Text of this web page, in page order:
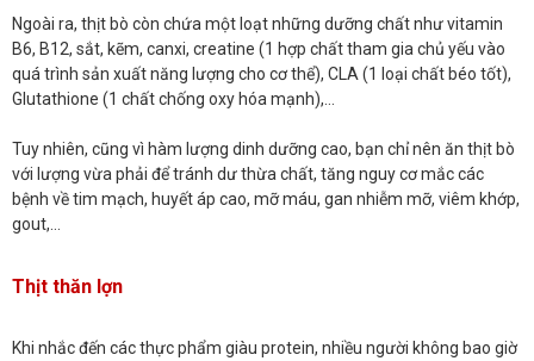
Ngoài ra, thịt bò còn chứa một loạt những dưỡng chất như vitamin
B6, B12, sắt, kẽm, canxi, creatine (1 hợp chất tham gia chủ yếu vào
quá trình sản xuất năng lượng cho cơ thể), CLA (1 loại chất béo tốt),
Glutathione (1 chất chống oxy hóa mạnh),…
Tuy nhiên, cũng vì hàm lượng dinh dưỡng cao, bạn chỉ nên ăn thịt bò
với lượng vừa phải để tránh dư thừa chất, tăng nguy cơ mắc các
bệnh về tim mạch, huyết áp cao, mỡ máu, gan nhiễm mỡ, viêm khớp,
gout,…
Thịt thăn lợn
Khi nhắc đến các thực phẩm giàu protein, nhiều người không bao giờ